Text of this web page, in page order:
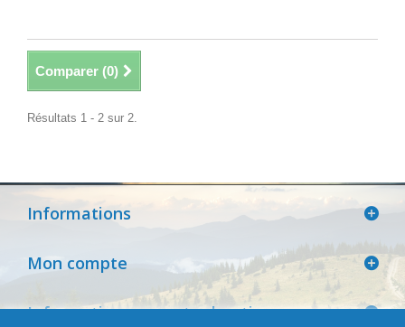
Comparer (0)
Résultats 1 - 2 sur 2.
Informations
Mon compte
Informations sur votre boutique